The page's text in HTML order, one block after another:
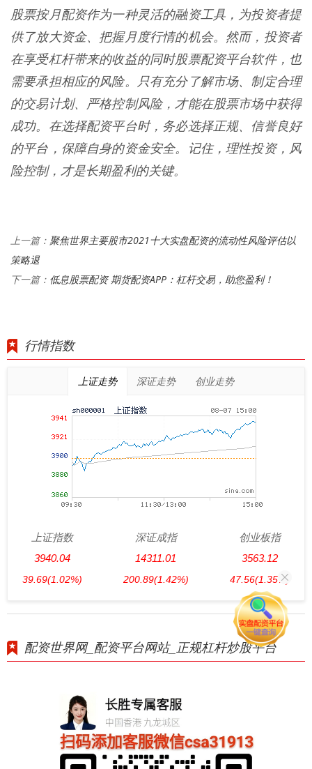
股票按月配资作为一种灵活的融资工具，为投资者提
供了放大资金、把握月度行情的机会。然而，投资者
在享受杠杆带来的收益的同时股票配资平台软件，也
需要承担相应的风险。只有充分了解市场、制定合理
的交易计划、严格控制风险，才能在股票市场中获得
成功。在选择配资平台时，务必选择正规、信誉良好
的平台，保障自身的资金安全。记住，理性投资，风
险控制，才是长期盈利的关键。
上一篇： 聚焦世界主要股市2021十大实盘配资的流动性风险评估以
策略退
下一篇： 低息股票配资 期货配资APP：杠杆交易，助您盈利！
行情指数
上证走势 深证走势 创业走势
上证指数
3940.04
39.69(1.02%)
深证成指
14311.01
200.89(1.42%)
创业板指
3563.12
47.56(1.35%)
配资世界网_配资平台网站_正规杠杆炒股平台